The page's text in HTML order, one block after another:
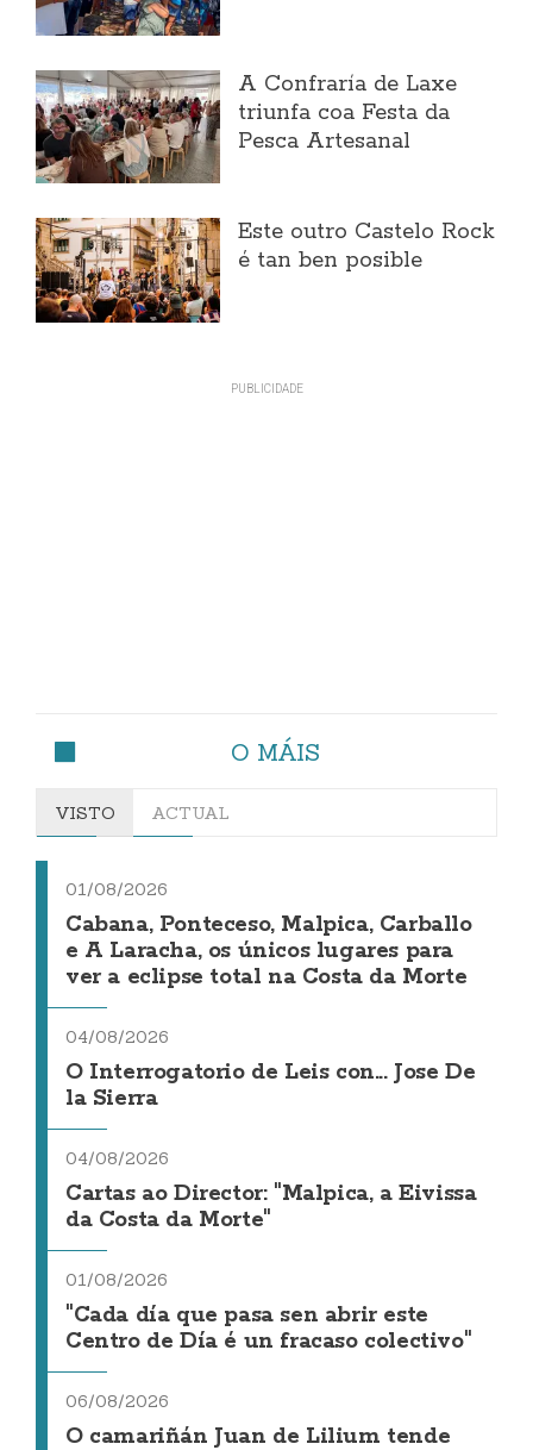
A Confraría de Laxe
triunfa coa Festa da
Pesca Artesanal
Este outro Castelo Rock
é tan ben posible
O MÁIS
VISTO ACTUAL
01/08/2026
Cabana, Ponteceso, Malpica, Carballo
e A Laracha, os únicos lugares para
ver a eclipse total na Costa da Morte
04/08/2026
O Interrogatorio de Leis con... Jose De
la Sierra
04/08/2026
Cartas ao Director: "Malpica, a Eivissa
da Costa da Morte"
01/08/2026
"Cada día que pasa sen abrir este
Centro de Día é un fracaso colectivo"
06/08/2026
O camariñán Juan de Lilium tende